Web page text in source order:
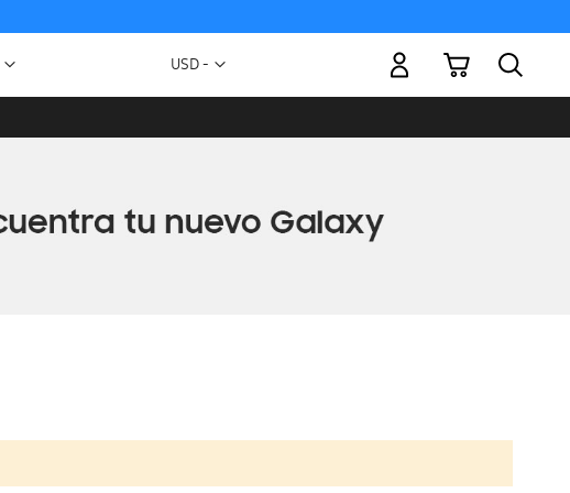
Moneda
USD -
Mi carrito